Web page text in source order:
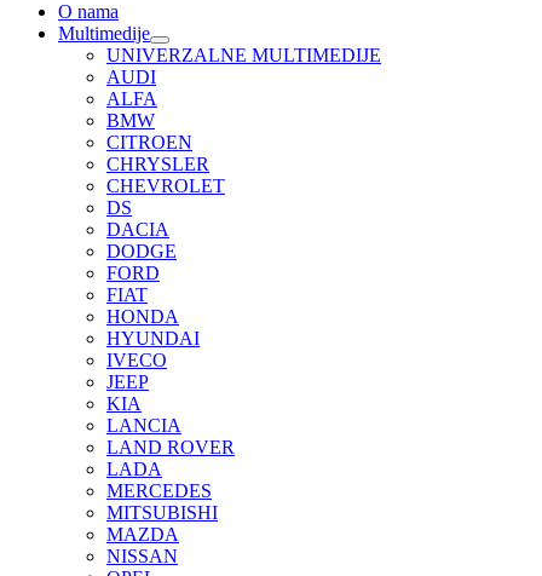
O nama
Multimedije
UNIVERZALNE MULTIMEDIJE
AUDI
ALFA
BMW
CITROEN
CHRYSLER
CHEVROLET
DS
DACIA
DODGE
FORD
FIAT
HONDA
HYUNDAI
IVECO
JEEP
KIA
LANCIA
LAND ROVER
LADA
MERCEDES
MITSUBISHI
MAZDA
NISSAN